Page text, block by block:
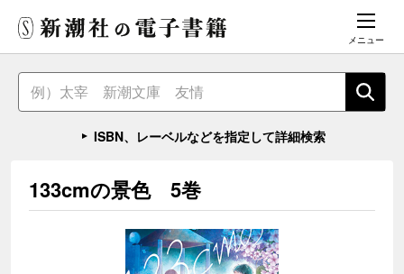
メニュー
ISBN、レーベルなどを指定して詳細検索
133cmの景色 5巻